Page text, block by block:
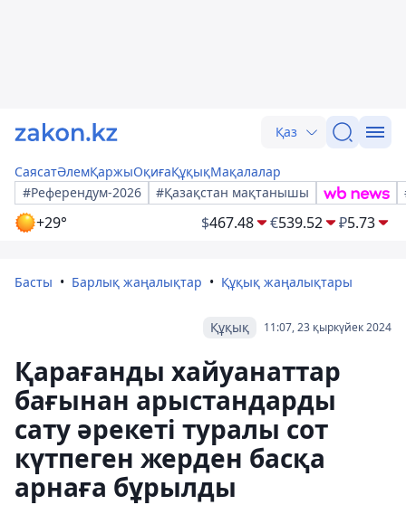
Қаз
СаясатӘлемҚаржыОқиғаҚұқықМақалалар
#Референдум-2026
#Қазақстан мақтанышы
+29° $467.48 €539.52 ₽5.73
Басты Барлық жаңалықтар Құқық жаңалықтары
11:07, 23 қыркүйек 2024
Құқық
Қарағанды хайуанаттар
бағынан арыстандарды
сату әрекеті туралы сот
күтпеген жерден басқа
арнаға бұрылды